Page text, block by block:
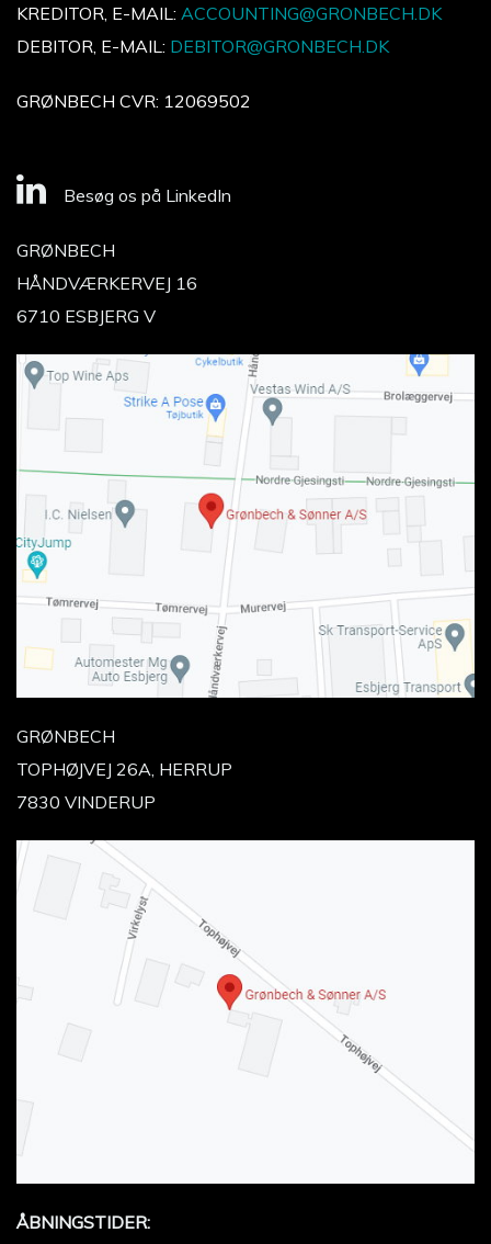
KREDITOR, E-MAIL: ACCOUNTING@GRONBECH.DK
DEBITOR, E-MAIL: DEBITOR@GRONBECH.DK
GRØNBECH CVR: 12069502
Besøg os på LinkedIn
GRØNBECH
HÅNDVÆRKERVEJ 16
6710 ESBJERG V
GRØNBECH
TOPHØJVEJ 26A, HERRUP
7830 VINDERUP
ÅBNINGSTIDER: